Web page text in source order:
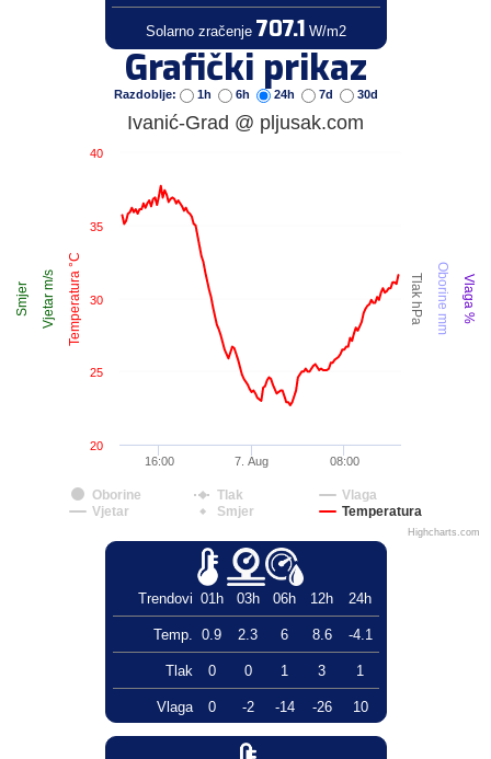
Solarno zračenje 707.1 W/m2
Grafički prikaz
Razdoblje: 1h 6h 24h 7d 30d
Temperatura °C
Vjetar m/s Tlak hPa Oborine mm Vlaga %
Smjer
Ivanić-Grad @ pljusak.com
Oborine Tlak
Vlaga
Vjetar
Smjer Temperatura
7. Aug
16:00 08:00
20
25
30
35
40
Highcharts.com
Trendovi 01h 03h 06h 12h 24h
Temp. 0.9 2.3 6 8.6 -4.1
Tlak 0 0 1 3 1
Vlaga 0 -2 -14 -26 10